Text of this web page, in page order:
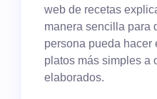
web de recetas
manera sencilla para
persona pueda hacer
platos más simples a
elaborados.